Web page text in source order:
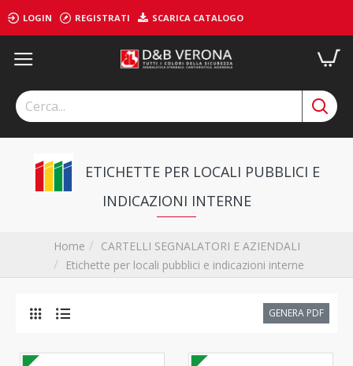
LOGIN REGISTRATI SCARICA CATALOGO
Home
CARTELLI SEGNALATORI E AZIENDALI
Etichette per locali pubblici e indicazioni interne
ETICHETTE PER LOCALI PUBBLICI E
INDICAZIONI INTERNE
GENERA PDF